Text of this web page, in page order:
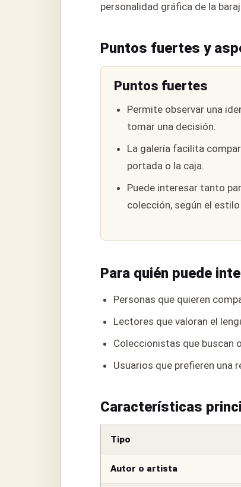
personalidad gráfica de la
Puntos fuertes y
Puntos fuertes
Permite observar una
tomar una decisión.
La galería facilita
portada o la caja.
Puede interesar tanto
colección, según el
Para quién puede
Personas que quieren
Lectores que valoran el
Coleccionistas que buscan
Usuarios que prefieren una
Características
Tipo
Autor o artista